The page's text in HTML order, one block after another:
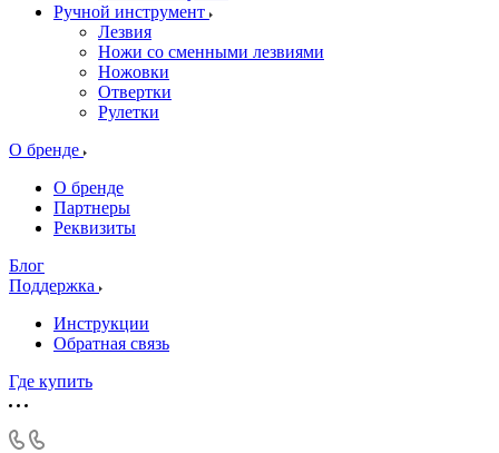
Ручной инструмент
Лезвия
Ножи со сменными лезвиями
Ножовки
Отвертки
Рулетки
О бренде
О бренде
Партнеры
Реквизиты
Блог
Поддержка
Инструкции
Обратная связь
Где купить